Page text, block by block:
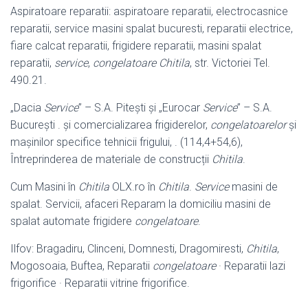
Aspiratoare reparatii: aspiratoare reparatii, electrocasnice
reparatii, service masini spalat bucuresti, reparatii electrice,
fiare calcat reparatii, frigidere reparatii, masini spalat
reparatii, service, congelatoare Chitila, str. Victoriei Tel.
490.21.
„Dacia Service” – S.A. Pitești și „Eurocar Service” – S.A.
București . și comercializarea frigiderelor, congelatoarelorși
mașinilor specifice tehnicii frigului, . (114,4+54,6),
Întreprinderea de materiale de construcții Chitila
Cum Masini în Chitila OLX.ro în Chitila Servicemasini de
spalat. Servicii, afaceri Reparam la domiciliu masini de
spalat automate frigidere congelatoare.
Ilfov: Bragadiru, Clinceni, Domnesti, Dragomiresti, Chitila,
Mogosoaia, Buftea, Reparatii congelatoare· Reparatii lazi
frigorifice · Reparatii vitrine frigorifice.